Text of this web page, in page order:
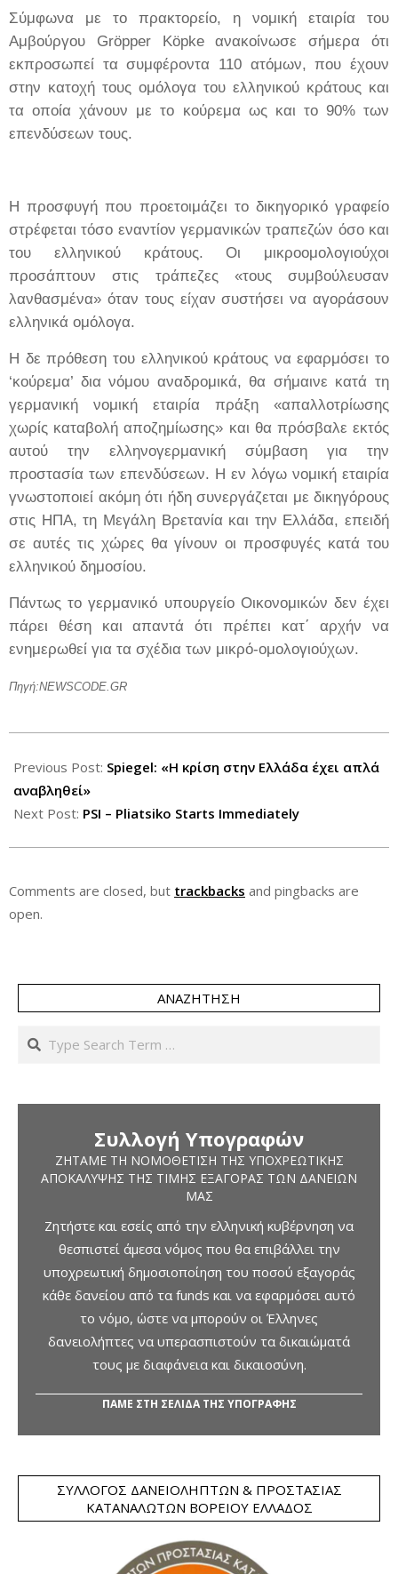
Σύμφωνα με το πρακτορείο, η νομική εταιρία του
Αμβούργου Gröpper Köpkeανακοίνωσε σήμερα ότι
εκπροσωπεί τα συμφέροντα 110 ατόμων, που έχουν
στην κατοχή τους ομόλογα του ελληνικού κράτους και
τα οποία χάνουν με το κούρεμα ως και το 90% των
επενδύσεων τους.
Η προσφυγή που προετοιμάζει το δικηγορικό γραφείο
στρέφεται τόσο εναντίον γερμανικών τραπεζών όσο και
του ελληνικού κράτους. Οι μικροομολογιούχοι
προσάπτουν στις τράπεζες «τους συμβούλευσαν
λανθασμένα» όταν τους είχαν συστήσει να αγοράσουν
ελληνικά ομόλογα.
Η δε πρόθεση του ελληνικού κράτους να εφαρμόσει το
‘κούρεμα’ δια νόμου αναδρομικά, θα σήμαινε κατά τη
γερμανική νομική εταιρία πράξη «απαλλοτρίωσης
χωρίς καταβολή αποζημίωσης» και θα πρόσβαλε εκτός
αυτού την ελληνογερμανική σύμβαση για την
προστασία των επενδύσεων. Η εν λόγω νομική εταιρία
γνωστοποιεί ακόμη ότι ήδη συνεργάζεται με δικηγόρους
στις ΗΠΑ, τη Μεγάλη Βρετανία και την Ελλάδα, επειδή
σε αυτές τις χώρες θα γίνουν οι προσφυγές κατά του
ελληνικού δημοσίου.
Πάντως το γερμανικό υπουργείο Οικονομικών δεν έχει
πάρει θέση και απαντά ότι πρέπει κατ΄ αρχήν να
ενημερωθεί για τα σχέδια των μικρό-ομολογιούχων.
Πηγή:NEWSCODE.GR
03-
14
Previous Post: Spiegel: «Η κρίση στην Ελλάδα έχει απλά
αναβληθεί»
Next Post: PSI – Pliatsiko Starts Immediately
Comments are closed, but trackbacks and pingbacks are
open.
ΑΝΑΖΉΤΗΣΗ
Search
Συλλογή Υπογραφών
ΖΗΤΆΜΕ ΤΗ ΝΟΜΟΘΈΤΙΣΗ ΤΗΣ ΥΠΟΧΡΕΩΤΙΚΉΣ
ΑΠΟΚΆΛΥΨΗΣ ΤΗΣ ΤΙΜΉΣ ΕΞΑΓΟΡΆΣ ΤΩΝ ΔΑΝΕΊΩΝ
ΜΑΣ
Ζητήστε και εσείς από την ελληνική κυβέρνηση να
θεσπιστεί άμεσα νόμος που θα επιβάλλει την
υποχρεωτική δημοσιοποίηση του ποσού εξαγοράς
κάθε δανείου από τα funds και να εφαρμόσει αυτό
το νόμο, ώστε να μπορούν οι Έλληνες
δανειολήπτες να υπερασπιστούν τα δικαιώματά
τους με διαφάνεια και δικαιοσύνη.
ΠΑΜΕ ΣΤΗ ΣΕΛΙΔΑ ΤΗΣ ΥΠΟΓΡΑΦΗΣ
ΣΎΛΛΟΓΟΣ ΔΑΝΕΙΟΛΗΠΤΏΝ & ΠΡΟΣΤΑΣΊΑΣ
ΚΑΤΑΝΑΛΩΤΏΝ ΒΟΡΕΊΟΥ ΕΛΛΆΔΟΣ